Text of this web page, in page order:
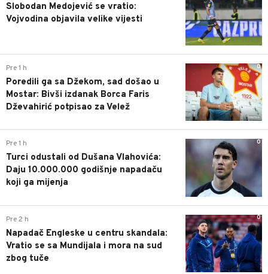
Slobodan Medojević se vratio:
Vojvodina objavila velike vijesti
0
Pre 1 h
Poredili ga sa Džekom, sad došao u
Mostar: Bivši izdanak Borca Faris
Dževahirić potpisao za Velež
0
Pre 1 h
Turci odustali od Dušana Vlahovića:
Daju 10.000.000 godišnje napadaču
koji ga mijenja
0
Pre 2 h
Napadač Engleske u centru skandala:
Vratio se sa Mundijala i mora na sud
zbog tuče